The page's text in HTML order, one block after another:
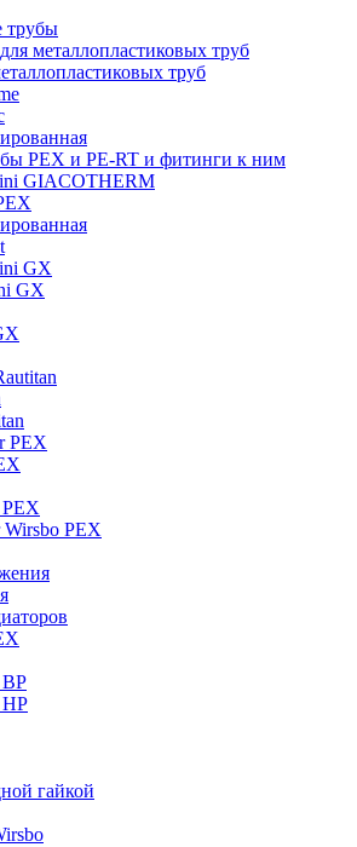
трубы
металлопластиковых труб
труб
PEX и PE-RT и фитинги к ним
GIACOTHERM
GX
GX
PEX
PEX
ВР
НР
гайкой